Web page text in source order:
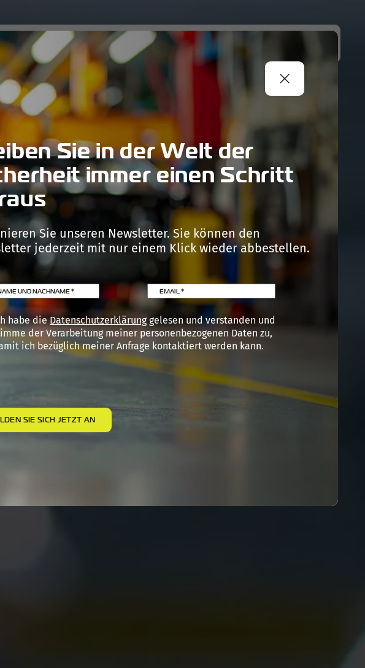
UNTERNEHMEN KONTAKTE
Sie in der Welt der
immer einen Schritt
Sie unseren Newsletter. Sie können den
jederzeit mit nur einem Klick wieder abbestellen.
UND NACHNAME* EMAIL *
habe dieDatenschutzerklärunggelesen und verstanden und
der Verarbeitung meiner personenbezogenen Daten zu,
ich bezüglich meiner Anfrage kontaktiert werden kann.
SIE SICH JETZT AN